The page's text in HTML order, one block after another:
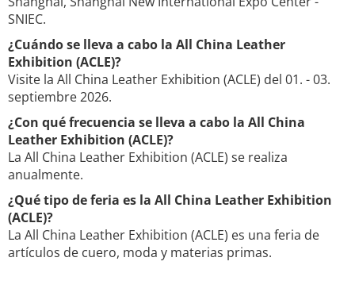
SNIEC.
¿Cuándo se lleva a cabo la All China Leather
Exhibition (ACLE)?
Visite la All China Leather Exhibition (ACLE) del 01. - 03.
septiembre 2026.
¿Con qué frecuencia se lleva a cabo la All China
Leather Exhibition (ACLE)?
La All China Leather Exhibition (ACLE) se realiza
anualmente.
¿Qué tipo de feria es la All China Leather Exhibition
(ACLE)?
La All China Leather Exhibition (ACLE) es una feria de
artículos de cuero, moda y materias primas.